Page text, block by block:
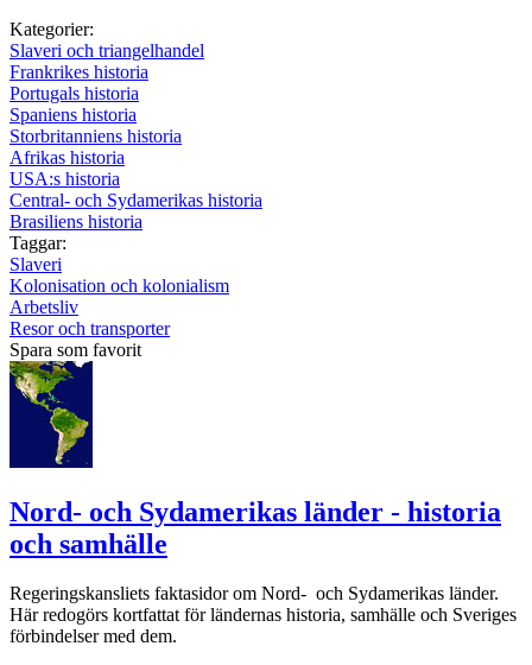
Kategorier:
Slaveri och triangelhandel
Frankrikes historia
Portugals historia
Spaniens historia
Storbritanniens historia
Afrikas historia
USA:s historia
Central- och Sydamerikas historia
Brasiliens historia
Taggar:
Slaveri
Kolonisation och kolonialism
Arbetsliv
Resor och transporter
Spara som favorit
Nord- och Sydamerikas länder - historia
och samhälle
Regeringskansliets faktasidor om Nord- och Sydamerikas länder.
Här redogörs kortfattat för ländernas historia, samhälle och Sveriges
förbindelser med dem.